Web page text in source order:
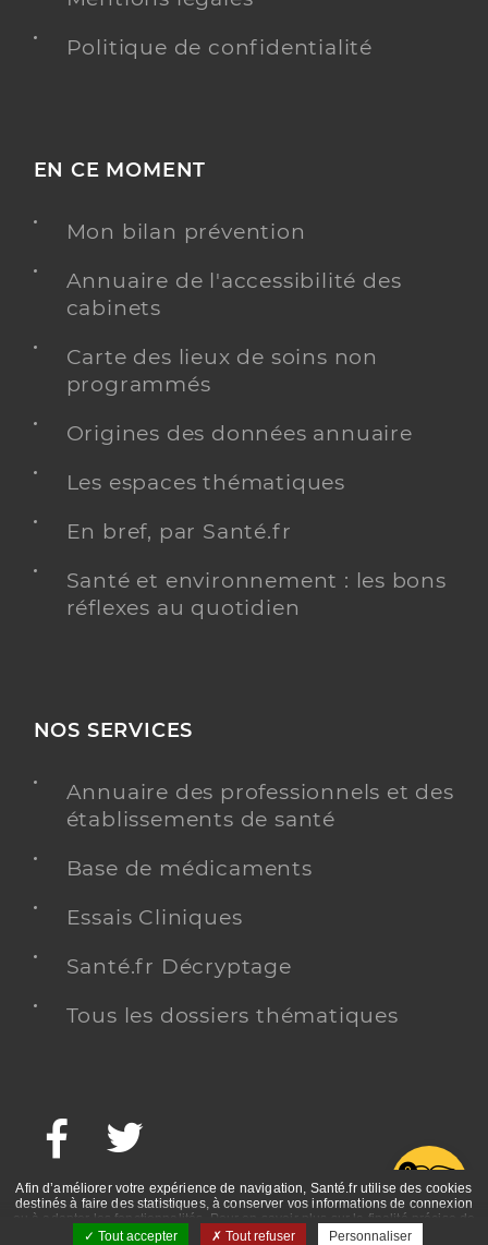
Politique de confidentialité
EN CE MOMENT
Mon bilan prévention
Annuaire de l'accessibilité des
cabinets
Carte des lieux de soins non
programmés
Origines des données annuaire
Les espaces thématiques
En bref, par Santé.fr
Santé et environnement : les bons
réflexes au quotidien
NOS SERVICES
Annuaire des professionnels et des
établissements de santé
Base de médicaments
Essais Cliniques
Santé.fr Décryptage
Tous les dossiers thématiques
Facebook
Afin d’améliorer votre expérience de navigation, Santé.fr utilise des cookies
destinés à faire des statistiques, à conserver vos informations de connexion
ou à adapter les fonctionnalités. Pour en savoir plus sur la finalité précise de
ces cookies, nous vous invitons à prendre connaissance de la politique de
Tout accepter Tout refuser Personnaliser